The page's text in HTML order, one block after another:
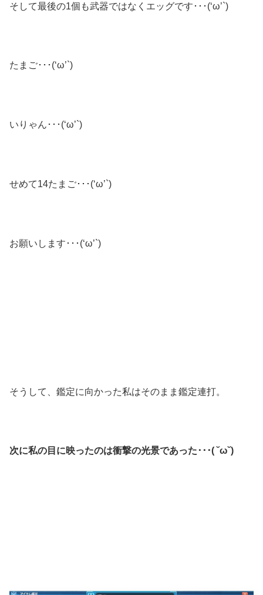
そして最後の1個も武器ではなくエッグです･･･(‘ω’`)
たまご･･･(‘ω’`)
いりゃん･･･(‘ω’`)
せめて14たまご･･･(‘ω’`)
お願いします･･･(‘ω’`)
そうして、鑑定に向かった私はそのまま鑑定連打。
次に私の目に映ったのは衝撃の光景であった･･･( ˘ω˘)